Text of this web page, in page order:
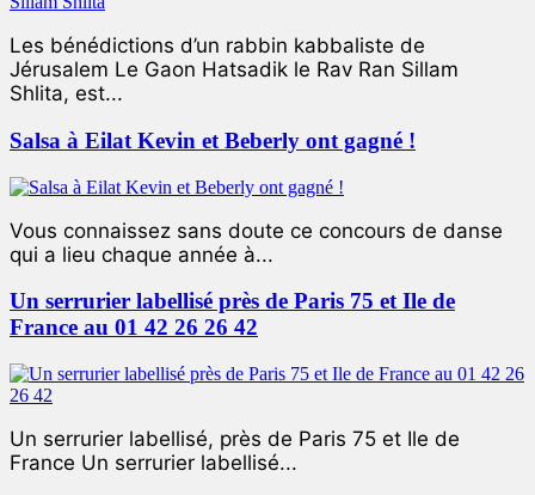
Les bénédictions d’un rabbin kabbaliste de
Jérusalem Le Gaon Hatsadik le Rav Ran Sillam
Shlita, est...
Salsa à Eilat Kevin et Beberly ont gagné !
Vous connaissez sans doute ce concours de danse
qui a lieu chaque année à...
Un serrurier labellisé près de Paris 75 et Ile de
France au 01 42 26 26 42
Un serrurier labellisé, près de Paris 75 et Ile de
France Un serrurier labellisé...